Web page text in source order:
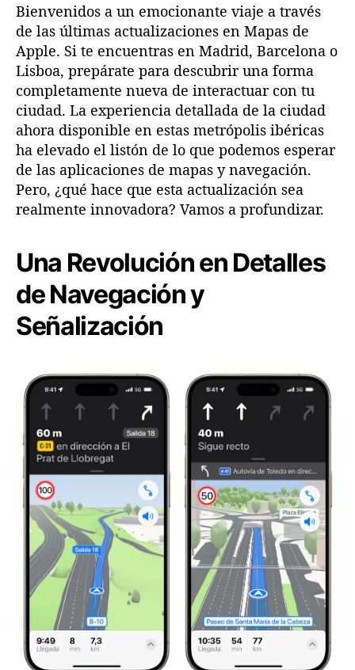
i
e
n
c
i
a
D
e
t
a
l
l
a
u
d
e
n
M
a
p
a
s
d
e
A
p
l
Bienvenidos a un emocionante viaje a través
de las últimas actualizaciones en Mapas de
Apple. Si te encuentras en Madrid, Barcelona o
Lisboa, prepárate para descubrir una forma
completamente nueva de interactuar con tu
ciudad. La experiencia detallada de la ciudad
ahora disponible en estas metrópolis ibéricas
ha elevado el listón de lo que podemos esperar
de las aplicaciones de mapas y navegación.
Pero, ¿qué hace que esta actualización sea
realmente innovadora? Vamos a profundizar.
Una Revolución en Detalles
de Navegación y
Señalización